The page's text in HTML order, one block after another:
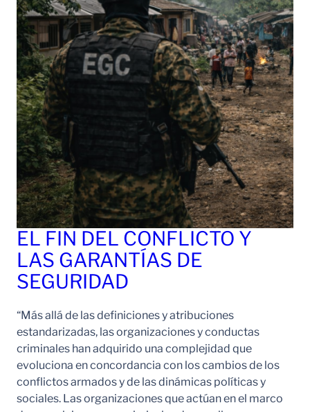
EL FIN DEL CONFLICTO Y
LAS GARANTÍAS DE
SEGURIDAD
“Más allá de las definiciones y atribuciones
estandarizadas, las organizaciones y conductas
criminales han adquirido una complejidad que
evoluciona en concordancia con los cambios de los
conflictos armados y de las dinámicas políticas y
sociales. Las organizaciones que actúan en el marco